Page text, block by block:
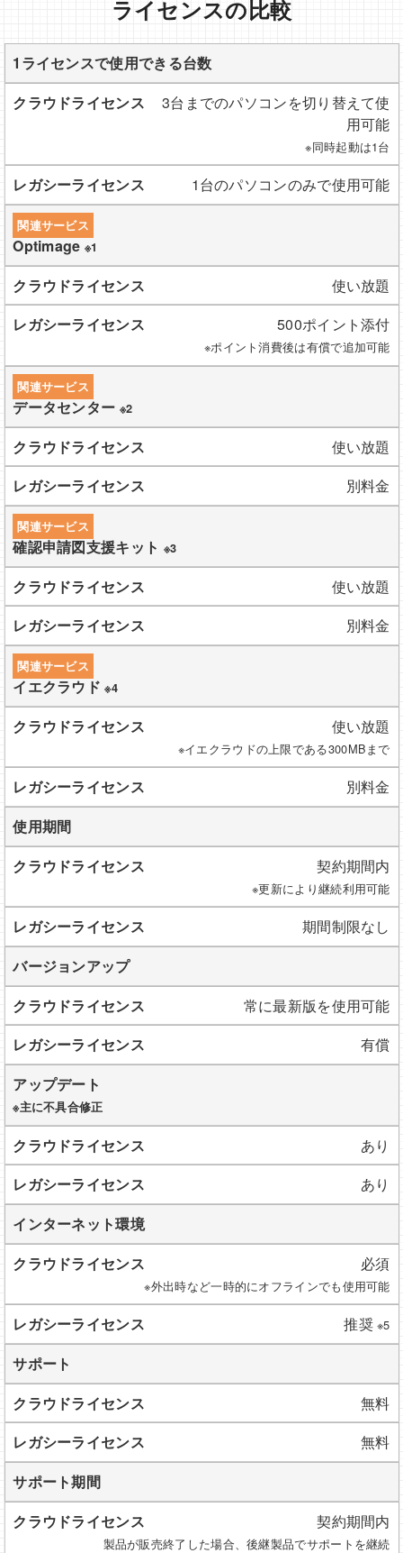
ライセンスの比較
1ライセンスで使用できる台数
3台までのパソコンを切り替えて使
用可能
※同時起動は1台
1台のパソコンのみで使用可能
関連サービス
Optimage ※1
使い放題
500ポイント添付
※ポイント消費後は有償で追加可能
関連サービス
データセンター ※2
使い放題
別料金
関連サービス
確認申請図支援キット ※3
使い放題
別料金
関連サービス
イエクラウド※4
使い放題
※イエクラウドの上限である300MBまで
別料金
使用期間
契約期間内
※更新により継続利用可能
期間制限なし
バージョンアップ
常に最新版を使用可能
有償
アップデート
※主に不具合修正
あり
あり
インターネット環境
必須
※外出時など一時的にオフラインでも使用可能
推奨※5
サポート
無料
無料
サポート期間
契約期間内
製品が販売終了した場合、後継製品でサポートを継続